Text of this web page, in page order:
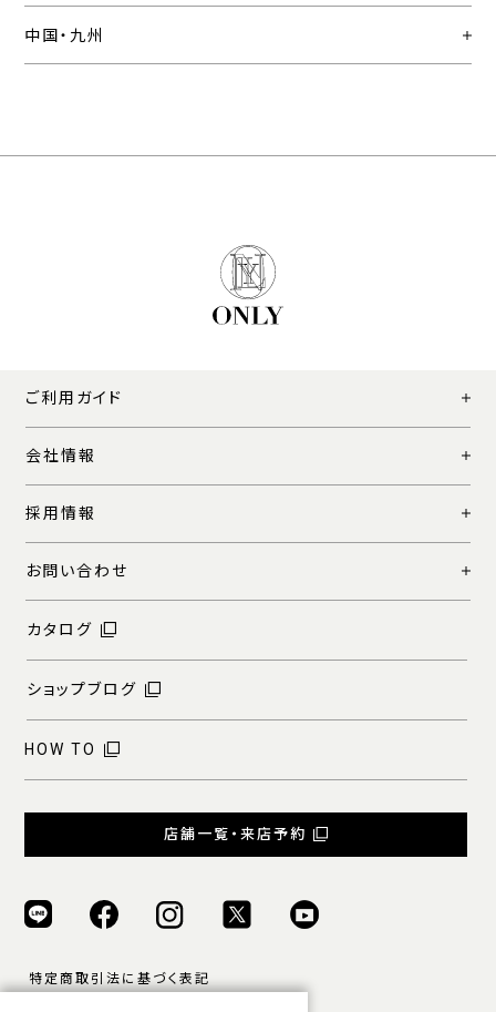
中国・九州
ご利用ガイド
会社情報
採用情報
お問い合わせ
カタログ
ショップブログ
HOW TO
店舗一覧・来店予約
特定商取引法に基づく表記